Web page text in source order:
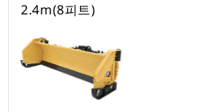
2.4m(8피트)